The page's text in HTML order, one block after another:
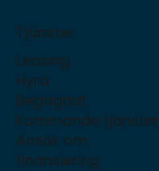
Tjänster
Leasing
Hyra
Begagnat
Kommande tjänster
Ansök om
finansiering